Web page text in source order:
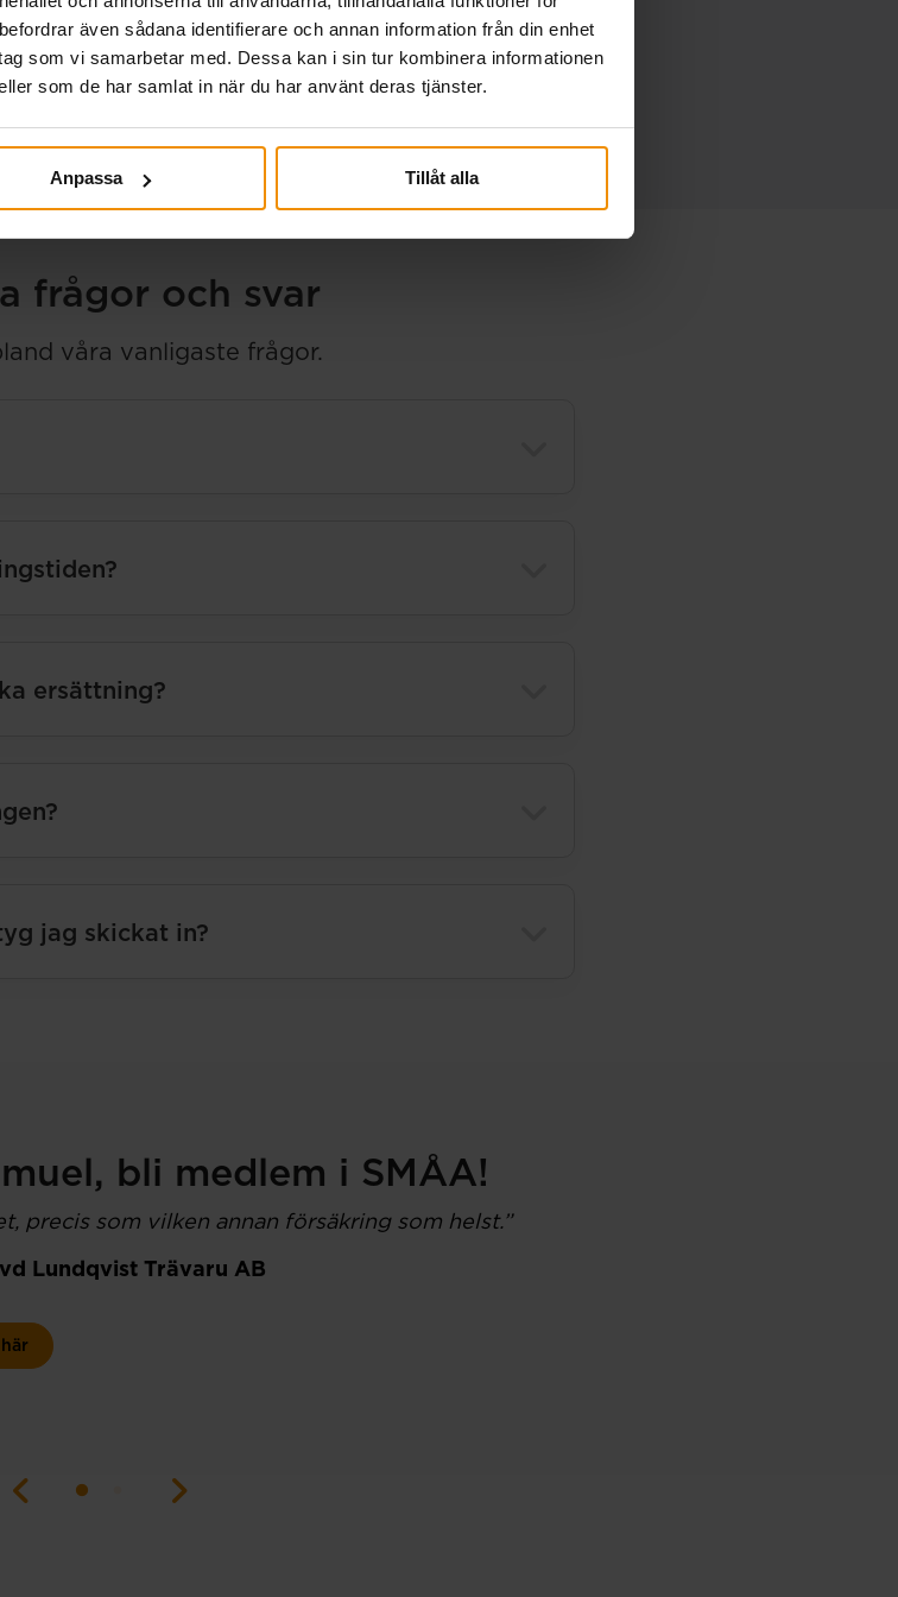
även sådana identifierare och annan information från din enhet
som vi samarbetar med. Dessa kan i sin tur kombinera informationen
som de har samlat in när du har använt deras tjänster.
Anpassa Tillåt alla
Bli medlem
frågor och svar
våra vanligaste frågor.
ersättning?
jag skickat in?
bli medlem i SMÅA!
precis som vilken annan försäkring som helst.”
Lundqvist Trävaru AB